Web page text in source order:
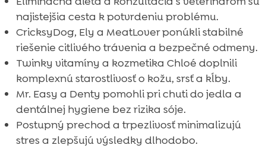
najistejšia cesta k potvrdeniu problému.
CricksyDog, Ely a MeatLover ponúkli stabilné
riešenie citlivého trávenia a bezpečné odmeny.
Twinky vitamíny a kozmetika Chloé doplnili
komplexnú starostlivosť o kožu, srsť a kĺby.
Mr. Easy a Denty pomohli pri chuti do jedla a
dentálnej hygiene bez rizika sóje.
Postupný prechod a trpezlivosť minimalizujú
stres a zlepšujú výsledky dlhodobo.